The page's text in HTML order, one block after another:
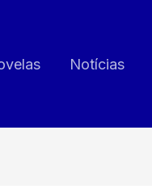
Notícias